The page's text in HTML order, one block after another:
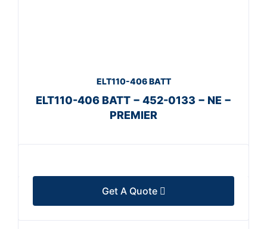
ELT110-406 BATT
ELT110-406 BATT − 452-0133 − NE −
PREMIER
Get A Quote